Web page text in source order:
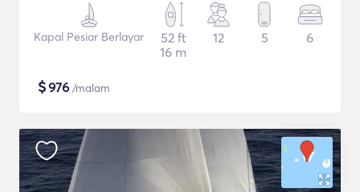
Kapal Pesiar Berlayar
52 ft
16 m
12 5 6
$976 /malam